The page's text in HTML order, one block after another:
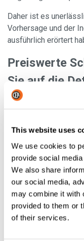
This website uses
We use cookies to
provide social
We also share
our social media,
may combine it with
provided to them or
of their services.
Daher ist es
Vorhersage und der
ausführlich erörtert
Preiswerte
Sie auf die
Unterschied